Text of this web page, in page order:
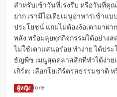
หลาย
คน
มอง
ข้าม”
ประโยชน์
วิธี
ใช้
สำหรับเช้าวันที่เร่งรีบ หรือวันที่คุ
ยาก เรามีไอเดียเมนูอาหารเช้าแ
ประโยชน์ แถมไม่ต้องง้อเตามาฝ
พลัง พร้อมลุยทุกกิจกรรมได้อย่างส
ไม่ใช้เตาแสนอร่อย ทำง่าย ได้ปร
ธัญพืช เมนูสุดคลาสสิกที่ทำได้ง่าย
เกิร์ต: เลือกโยเกิร์ตรสธรรมชาติ
Read MoreRead
ผู้หญิง